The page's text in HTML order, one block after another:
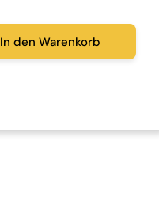
In den Warenkorb